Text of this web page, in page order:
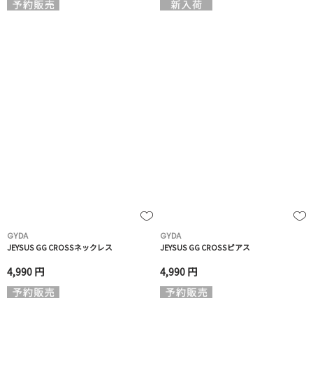
GYDA
JEYSUS GG CROSSネックレス
4,990 円
GYDA
JEYSUS GG CROSSピアス
4,990 円